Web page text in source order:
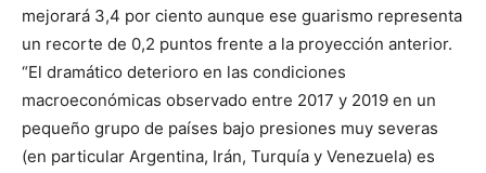
mejorará 3,4 por ciento aunque ese guarismo representa
un recorte de 0,2 puntos frente a la proyección anterior.
“El dramático deterioro en las condiciones
macroeconómicas observado entre 2017 y 2019 en un
pequeño grupo de países bajo presiones muy severas
(en particular Argentina, Irán, Turquía y Venezuela) es